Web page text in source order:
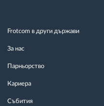
Frotcom в други държави
За нас
Парньорство
Кариера
Събития